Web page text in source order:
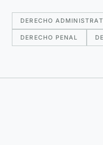
DERECHO
DERECHO PENAL